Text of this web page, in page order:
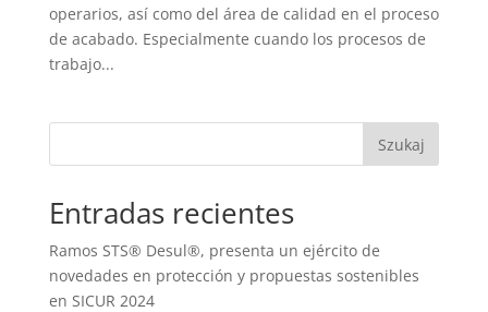
operarios, así como del área de calidad en el proceso
de acabado. Especialmente cuando los procesos de
trabajo...
Szukaj
Entradas recientes
Ramos STS® Desul®, presenta un ejército de
novedades en protección y propuestas sostenibles
en SICUR 2024